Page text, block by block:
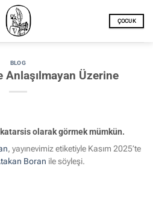
ÇOCUK
BLOG
Anlaşılmayan Üzerine
olarak görmek mümkün.
, yayınevimiz etiketiyle Kasım 2025’te
Boran ile söyleşi.